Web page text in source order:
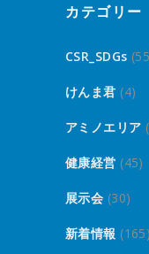
カテゴリー
CSR_SDGs
けんま君 (4)
アミノエリア
健康経営 (45)
展示会 (30)
新着情報 (165)